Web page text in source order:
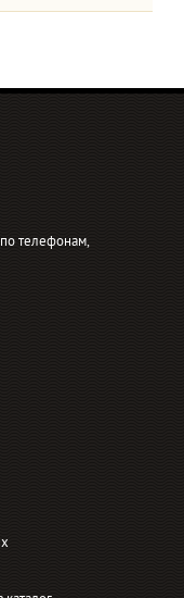
телефонам,